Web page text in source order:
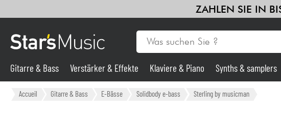
ZAHLEN SIE IN
Gitarre & Bass
Gitarre & Bass Verstärker & Effekte Klaviere & Piano Synths & samplers
Accueil Gitarre & Bass E-Bässe Solidbody e-bass Sterling by musicman